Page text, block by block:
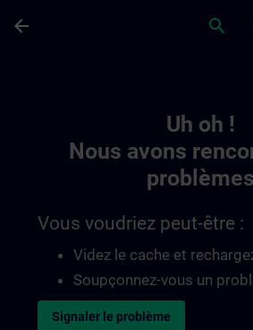
arrow_back search
Uh oh !
Nous avons
problèmes
Vous voudriez peut-être :
Videz le cache et
Soupçonnez-vous un
Signaler le problème